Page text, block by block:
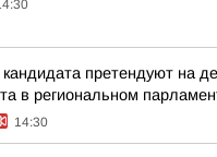
претендуют на
в региональном
14:30